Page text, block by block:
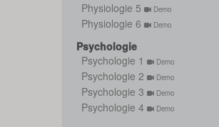
Physiologie 5 Demo
Physiologie 6 Demo
Psychologie
Psychologie 1
Demo
Psychologie 2 Demo
Psychologie 3 Demo
Psychologie 4 Demo